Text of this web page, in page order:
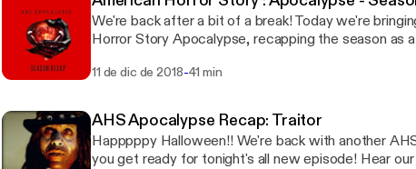
We're back after a bit of a break! Today we're
Horror Story Apocalypse, recapping the season as a whole. We have some
11 de dic de 2018-41 min
AHS Apocalypse Recap: Traitor
Happpppy Halloween!! We're back with another
you get ready for tonight's all new episode! Hear